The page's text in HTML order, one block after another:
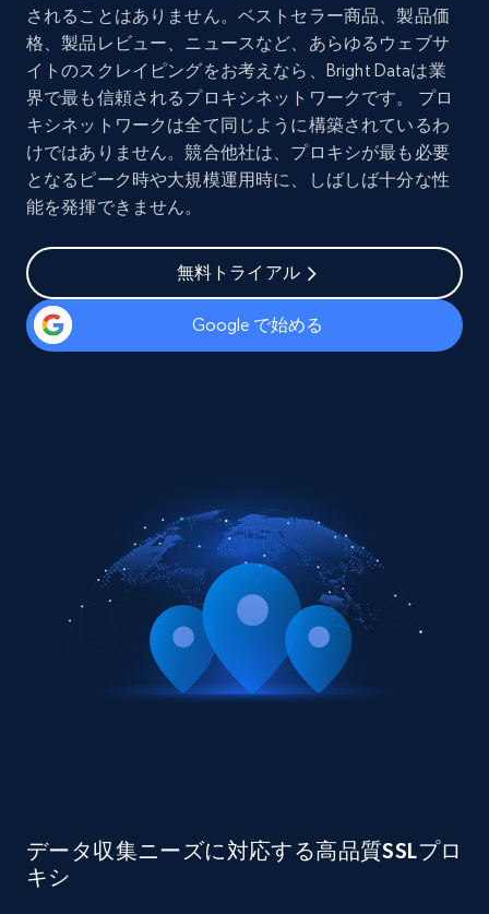
されることはありません。ベストセラー商品、製品価
格、製品レビュー、ニュースなど、あらゆるウェブサ
イトのスクレイピングをお考えなら、Bright Dataは業
界で最も信頼されるプロキシネットワークです。 プロ
キシネットワークは全て同じように構築されているわ
けではありません。競合他社は、プロキシが最も必要
となるピーク時や大規模運用時に、しばしば十分な性
能を発揮できません。
無料トライアル
Google で始める
データ収集ニーズに対応する高品質SSLプロ
キシ